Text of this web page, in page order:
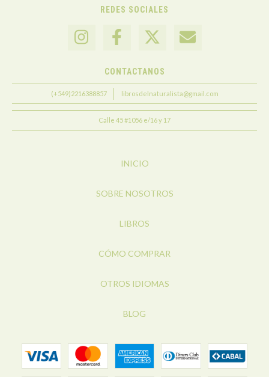
REDES SOCIALES
CONTACTANOS
(+549)2216388857 librosdelnaturalista@gmail.com
Calle 45 #1056 e/16 y 17
INICIO
SOBRE NOSOTROS
LIBROS
CÓMO COMPRAR
OTROS IDIOMAS
BLOG